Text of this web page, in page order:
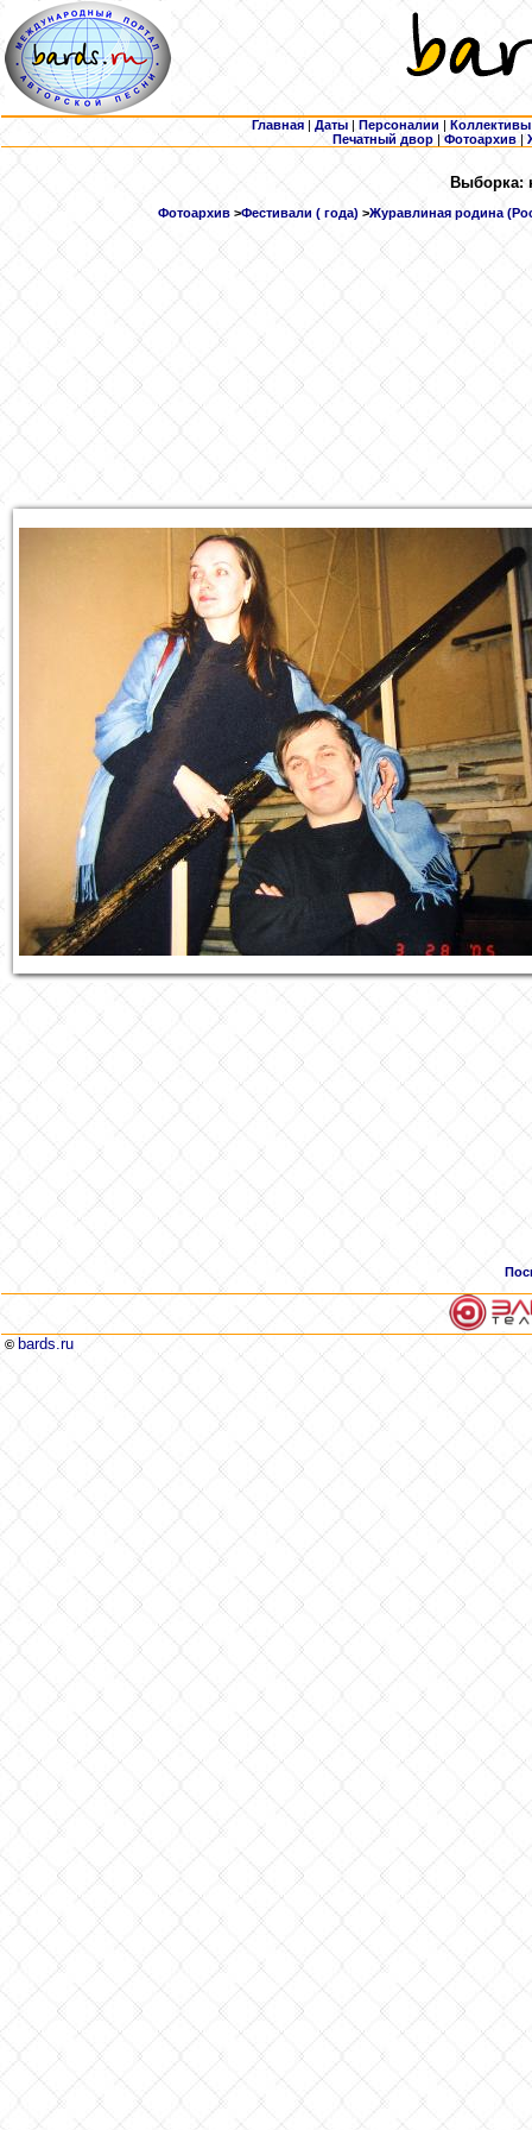
Главная | Даты | Персоналии | Коллективы
Печатный двор |Фотоархив |
Выборка:
Фотоархив>Фестивали ( года) >Журавлиная родина
© bards.ru